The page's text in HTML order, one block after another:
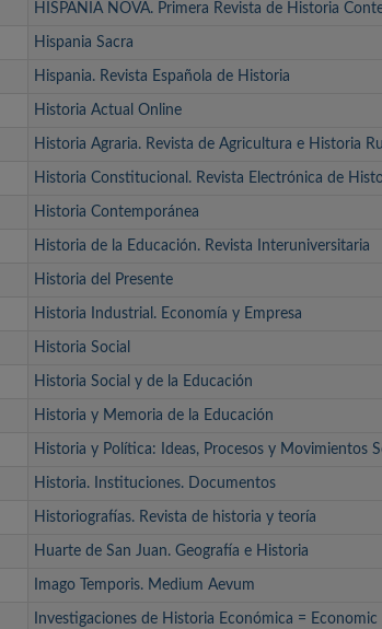
HISPANIA NOVA. Primera Revista de Historia
Hispania Sacra
Hispania. Revista Española de Historia
Historia Actual Online
Historia Agraria. Revista de Agricultura e Historia
Historia Constitucional. Revista Electrónica de
Historia Contemporánea
Historia de la Educación. Revista Interuniversitaria
Historia del Presente
Historia Industrial. Economía y Empresa
Historia Social
Historia Social y de la Educación
Historia y Memoria de la Educación
Historia y Política: Ideas, Procesos y Movimientos
Historia. Instituciones. Documentos
Historiografías. Revista de historia y teoría
Huarte de San Juan. Geografía e Historia
Imago Temporis. Medium Aevum
Investigaciones de Historia Económica =